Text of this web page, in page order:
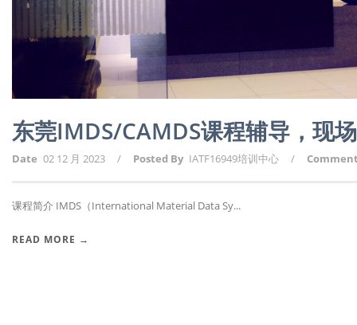
东莞IMDS/CAMDS课程辅导，现
Date 02 12 月 2023 / Posted By IATF16949培训中心 /
课程简介 IMDS（International Material Data Sy...
READ MORE →